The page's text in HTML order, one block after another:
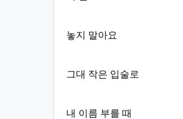
놓지 말아요
그대 작은 입술로
내 이름 부를 때